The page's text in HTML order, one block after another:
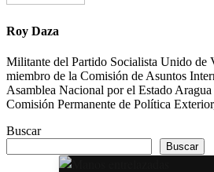
Roy Daza
Militante del Partido Socialista Unido de
miembro de la Comisión de Asuntos
Asamblea Nacional por el Estado
Comisión Permanente de Política
Buscar
Buscar